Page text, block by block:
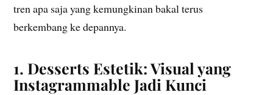
tren apa saja yang kemungkinan bakal terus
berkembang ke depannya.
1. Desserts Estetik: Visual yang
Instagrammable Jadi Kunci